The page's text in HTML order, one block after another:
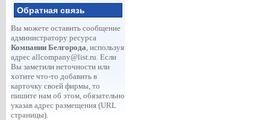
Обратная связь
Вы можете оставить сообщение
администратору ресурса
Компании Белгорода, используя
адрес allcompany@list.ru. Если
Вы заметили неточности или
хотите что-то добавить в
карточку своей фирмы, то
пишите нам об этом, обязательно
указав адрес размещения (URL
страницы).